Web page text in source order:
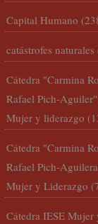
Capital Humano
catástrofes naturales
Cátedra "Carmina
Rafael Pich-
Mujer y liderazgo
Cátedra "Carmina
Rafael Pich-
Mujer y Liderazgo
Cátedra IESE Mujer